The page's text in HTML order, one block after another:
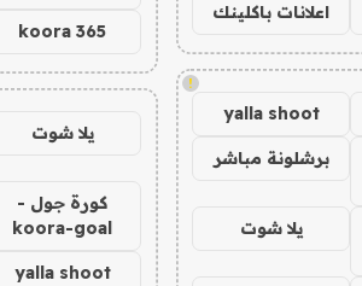
اعلانات باكلينك
!
yalla shoot
برشلونة مباشر
يلا شوت
koora 365
يلا شوت
كورة جول -
koora-goal
yalla shoot